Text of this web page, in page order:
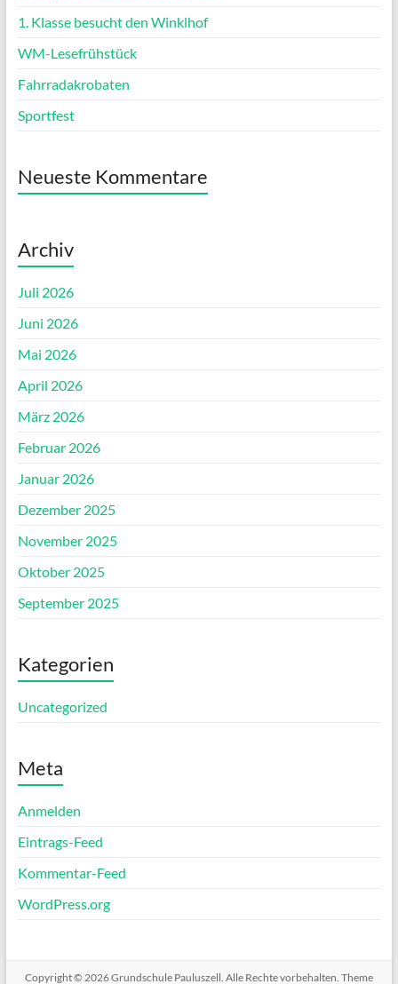
1. Klasse besucht den Winklhof
WM-Lesefrühstück
Fahrradakrobaten
Sportfest
Neueste Kommentare
Archiv
Juli 2026
Juni 2026
Mai 2026
April 2026
März 2026
Februar 2026
Januar 2026
Dezember 2025
November 2025
Oktober 2025
September 2025
Kategorien
Uncategorized
Meta
Anmelden
Eintrags-Feed
Kommentar-Feed
WordPress.org
Copyright © 2026Grundschule Pauluszell . Alle Rechte vorbehalten. Theme